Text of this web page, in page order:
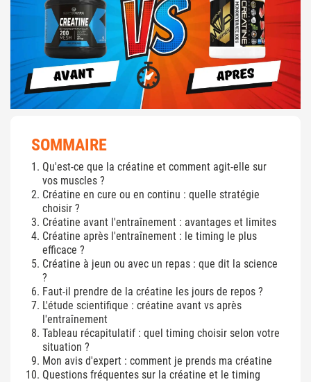
SOMMAIRE
Qu'est-ce que la créatine et comment agit-elle sur
vos muscles ?
Créatine en cure ou en continu : quelle stratégie
choisir ?
Créatine avant l'entraînement : avantages et limites
Créatine après l'entraînement : le timing le plus
efficace ?
Créatine à jeun ou avec un repas : que dit la science
?
Faut-il prendre de la créatine les jours de repos ?
L'étude scientifique : créatine avant vs après
l'entraînement
Tableau récapitulatif : quel timing choisir selon votre
situation ?
Mon avis d'expert : comment je prends ma créatine
Questions fréquentes sur la créatine et le timing